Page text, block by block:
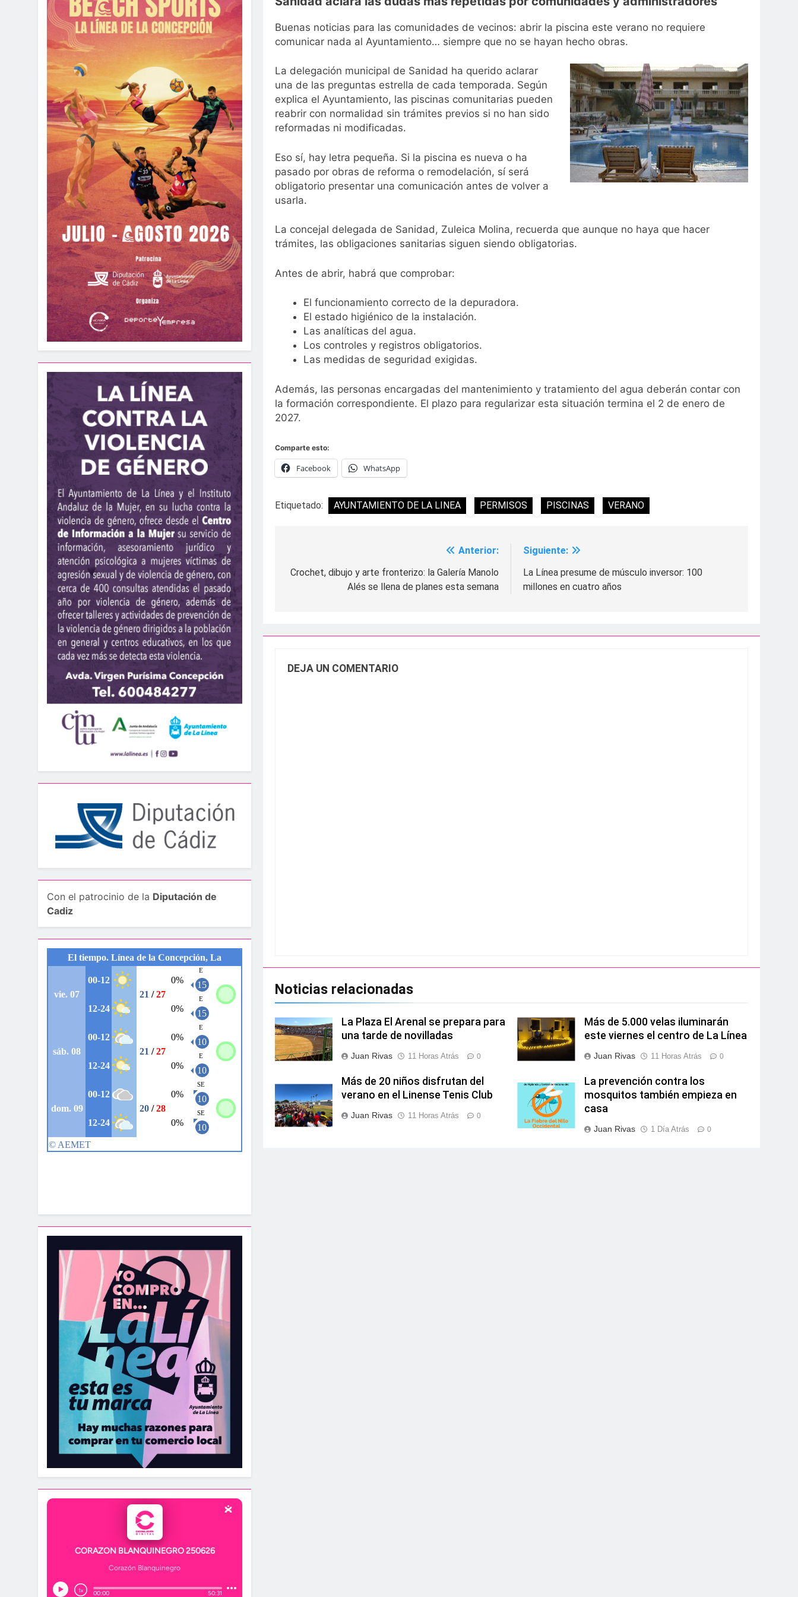
Con el patrocinio de la Diputación de
Cadiz
Buenas noticias para las comunidades de vecinos: abrir la piscina este verano no requiere
comunicar nada al Ayuntamiento… siempre que no se hayan hecho obras.
La delegación municipal de Sanidad ha querido aclarar
una de las preguntas estrella de cada temporada. Según
explica el Ayuntamiento, las piscinas comunitarias pueden
reabrir con normalidad sin trámites previos si no han sido
reformadas ni modificadas.
Eso sí, hay letra pequeña. Si la piscina es nueva o ha
pasado por obras de reforma o remodelación, sí será
obligatorio presentar una comunicación antes de volver a
usarla.
La concejal delegada de Sanidad, Zuleica Molina, recuerda que aunque no haya que hacer
trámites, las obligaciones sanitarias siguen siendo obligatorias.
Antes de abrir, habrá que comprobar:
El funcionamiento correcto de la depuradora.
El estado higiénico de la instalación.
Las analíticas del agua.
Los controles y registros obligatorios.
Las medidas de seguridad exigidas.
Además, las personas encargadas del mantenimiento y tratamiento del agua deberán contar con
la formación correspondiente. El plazo para regularizar esta situación termina el 2 de enero de
2027.
Comparte esto:
Facebook WhatsApp
Etiquetado: AYUNTAMIENTO DE LA LINEA PERMISOS PISCINAS VERANO
de
Anterior:
Crochet, dibujo y arte fronterizo: la Galería Manolo
Alés se llena de planes esta semana
Siguiente:
La Línea presume de músculo inversor: 100
millones en cuatro años
DEJA UN COMENTARIO
Noticias relacionadas
La Plaza El Arenal se prepara para
una tarde de novilladas
Juan Rivas 11 Horas Atrás 0
Más de 5.000 velas iluminarán
este viernes el centro de La Línea
Juan Rivas 11 Horas Atrás 0
Más de 20 niños disfrutan del
verano en el Linense Tenis Club
Juan Rivas 11 Horas Atrás 0
La prevención contra los
mosquitos también empieza en
casa
Juan Rivas 1 Día Atrás 0